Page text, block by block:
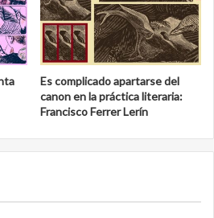
Es complicado apartarse del
canon en la práctica literaria:
Francisco Ferrer Lerín